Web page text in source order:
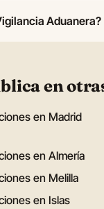
Aduanera?
en
en Madrid
en Almería
en Melilla
en Islas